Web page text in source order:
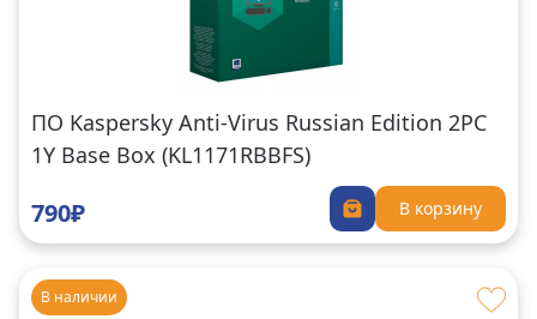
ПО Kaspersky Anti-Virus Russian Edition 2PC
1Y Base Box (KL1171RBBFS)
790₽ В корзину
В наличии